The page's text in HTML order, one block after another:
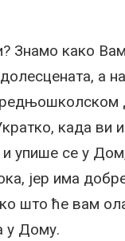
Знамо како
а
када ви
упише се у
јер има
што ће вам
у Дому.